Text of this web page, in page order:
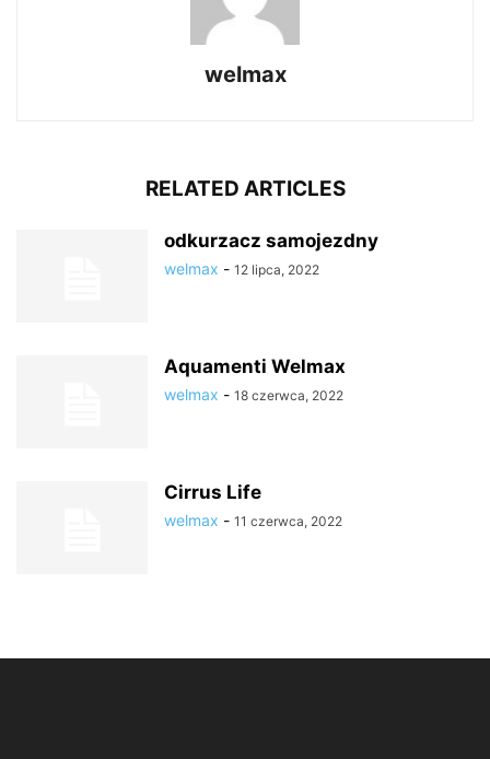
welmax
RELATED ARTICLES
odkurzacz samojezdny
welmax - 12 lipca, 2022
Aquamenti Welmax
welmax - 18 czerwca, 2022
Cirrus Life
welmax - 11 czerwca, 2022